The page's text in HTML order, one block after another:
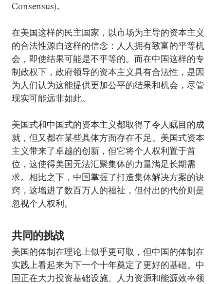
Consensus)。
在美国这样的民主国家，以市场为主导的资本主义
的合法性源自这样的信念：人人拥有致富的平等机
会，即使结果可能是不平等的。而在中国这样的专
制政权下，政府领导的资本主义具有合法性，是因
为人们认为这能提供更加公平的结果和机会，尽管
现实可能远非如此。
美国式和中国式的资本主义都取得了令人瞩目的成
就，但又都在某些具体方面存在不足。美国式资本
主义带来了卓越的创新，但它将个人权利置于首
位，这使得美国无法汇聚集体的力量满足长期需
求。相比之下，中国掌握了打造集体解决方案的诀
窍，这增进了数百万人的福祉，但付出的代价则是
忽视个人权利。
共同的挑战
美国的体制在理论上似乎更可取，但中国的体制在
实践上看起来为下一个十年奠定了更好的基础。中
国正在大力投资基础设施、人力资源和能源效率领